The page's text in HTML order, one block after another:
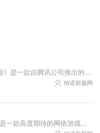
《雷霆传世手游》是一款由腾讯公司推出的多人在线角色扮演游戏，游戏以东方修仙为背景，拥有精美的画面和丰富的玩法。本文将为大家介绍《雷霆传世手游》的具体玩法，并详细解
纳诺新服网
《传世2023》是一款高度期待的网络游戏，它将带你进入一个神奇的虚拟世界，与无数玩家共同探索冒险。游戏以其丰富的剧情和独特的玩法而闻名，让玩家享受到沉浸式的游戏体验。游